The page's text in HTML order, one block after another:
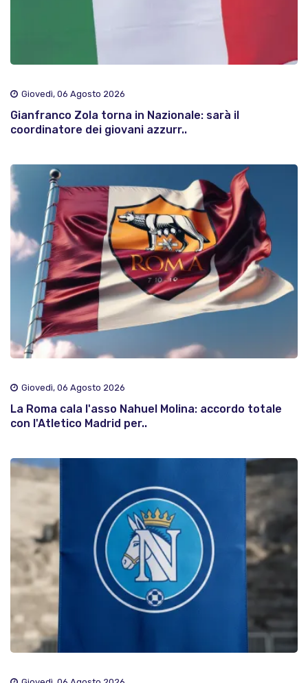
Giovedì, 06 Agosto 2026
Gianfranco Zola torna in Nazionale: sarà il
coordinatore dei giovani azzurr..
Giovedì, 06 Agosto 2026
La Roma cala l'asso Nahuel Molina: accordo totale
con l'Atletico Madrid per..